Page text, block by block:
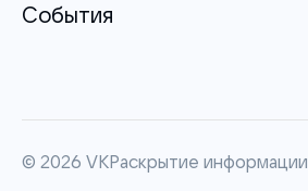
События
© 2026 VKРаскрытие информации